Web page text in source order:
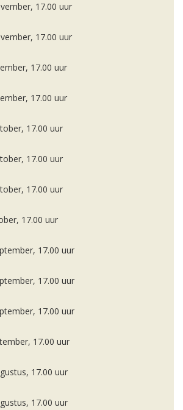
17.00 uur
17.00 uur
17.00 uur
17.00 uur
17.00 uur
17.00 uur
17.00 uur
17.00 uur
17.00 uur
17.00 uur
17.00 uur
17.00 uur
17.00 uur
17.00 uur